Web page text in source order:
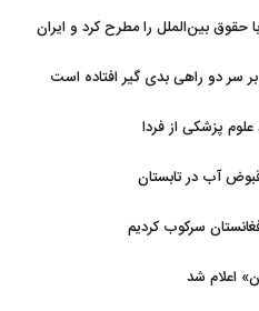
حقوق بین‌الملل را مطرح کرد و ایران
سر دو راهی بدی گیر افتاده است
پزشکی از فردا
آب در تابستان
سرکوب کردیم
اعلام شد